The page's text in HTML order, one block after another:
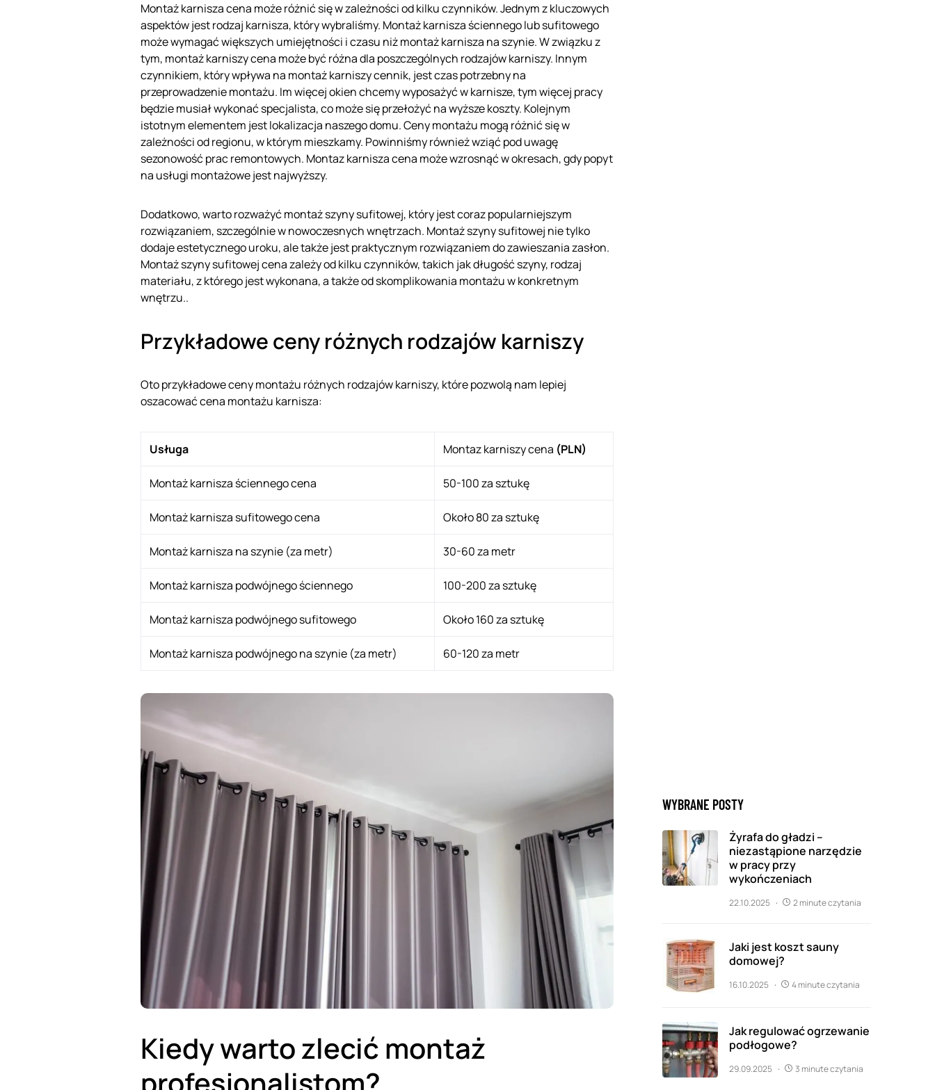
Montaż karnisza cena może różnić się w zależności od kilku czynników. Jednym z kluczowych
aspektów jest rodzaj karnisza, który wybraliśmy. Montaż karnisza ściennego lub sufitowego
może wymagać większych umiejętności i czasu niż montaż karnisza na szynie. W związku z
tym, montaż karniszy cena może być różna dla poszczególnych rodzajów karniszy. Innym
czynnikiem, który wpływa na montaż karniszy cennik, jest czas potrzebny na
przeprowadzenie montażu. Im więcej okien chcemy wyposażyć w karnisze, tym więcej pracy
będzie musiał wykonać specjalista, co może się przełożyć na wyższe koszty. Kolejnym
istotnym elementem jest lokalizacja naszego domu. Ceny montażu mogą różnić się w
zależności od regionu, w którym mieszkamy. Powinniśmy również wziąć pod uwagę
sezonowość prac remontowych. Montaz karnisza cena może wzrosnąć w okresach, gdy popyt
na usługi montażowe jest najwyższy.
Dodatkowo, warto rozważyć montaż szyny sufitowej, który jest coraz popularniejszym
rozwiązaniem, szczególnie w nowoczesnych wnętrzach. Montaż szyny sufitowej nie tylko
dodaje estetycznego uroku, ale także jest praktycznym rozwiązaniem do zawieszania zasłon.
Montaż szyny sufitowej cena zależy od kilku czynników, takich jak długość szyny, rodzaj
materiału, z którego jest wykonana, a także od skomplikowania montażu w konkretnym
wnętrzu..
Przykładowe ceny różnych rodzajów karniszy
Oto przykładowe ceny montażu różnych rodzajów karniszy, które pozwolą nam lepiej
oszacować cena montażu karnisza:
Usługa Montaz karniszy cena (PLN)
Montaż karnisza ściennego cena 50-100 za sztukę
Montaż karnisza sufitowego cena Około 80 za sztukę
Montaż karnisza na szynie (za metr) 30-60 za metr
Montaż karnisza podwójnego ściennego 100-200 za sztukę
Montaż karnisza podwójnego sufitowego Około 160 za sztukę
Montaż karnisza podwójnego na szynie (za metr) 60-120 za metr
Kiedy warto zlecić montaż
WYBRANE POSTY
Żyrafa do gładzi –
niezastąpione narzędzie
w pracy przy
wykończeniach
22.10.2025 2 minute czytania
Jaki jest koszt sauny
domowej?
16.10.2025 4 minute czytania
Jak regulować ogrzewanie
podłogowe?
29.09.2025 3 minute czytania